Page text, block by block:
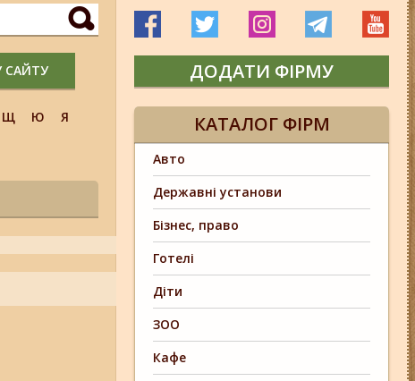
САЙТУ
Щ Ю
Я
ДОДАТИ ФІРМУ
КАТАЛОГ ФІРМ
Авто
Державні установи
Бізнес, право
Готелі
Діти
ЗОО
Кафе